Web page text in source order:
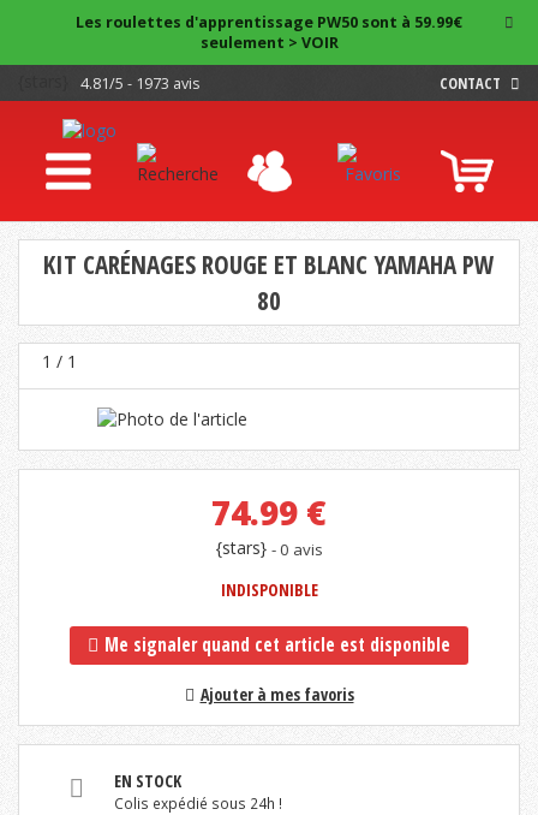
Les roulettes d'apprentissage PW50 sont à 59.99€
seulement > VOIR
4.81/5 - 1973 avis CONTACT
KIT CARÉNAGES ROUGE ET BLANC YAMAHA PW
80
1 / 1
74.99 €
{stars} - 0 avis
INDISPONIBLE
Me signaler quand cet article est disponible
Ajouter à mes favoris
EN STOCK
Colis expédié sous 24h !